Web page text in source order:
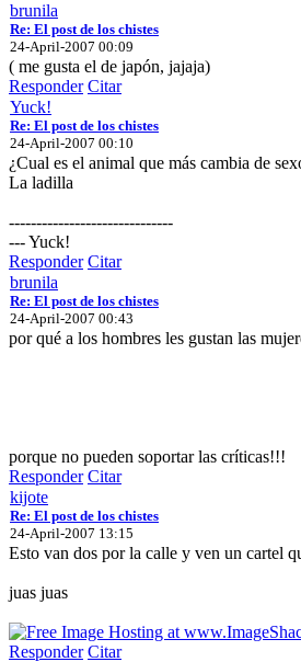
brunila
Re: El post de los chistes
24-April-2007 00:09
( me gusta el de japón, jajaja)
Responder Citar
Yuck!
Re: El post de los chistes
24-April-2007 00:10
¿Cual es el animal que más cambia de
La ladilla
------------------------------
--- Yuck!
Responder Citar
brunila
Re: El post de los chistes
24-April-2007 00:43
por qué a los hombres les gustan las
porque no pueden soportar las críticas!!!
Responder Citar
kijote
Re: El post de los chistes
24-April-2007 13:15
Esto van dos por la calle y ven un cartel
juas juas
Responder Citar